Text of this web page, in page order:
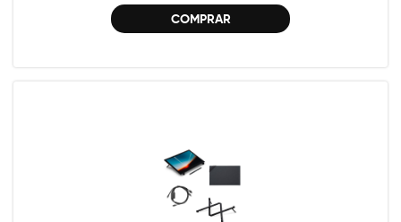
COMPRAR